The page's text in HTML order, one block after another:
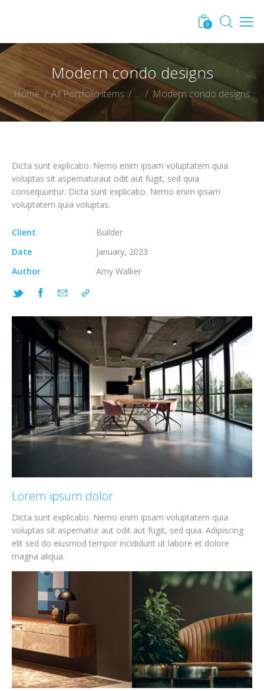
0
Modern condo designs
Home All Portfolio items ... Modern condo designs
Dicta sunt explicabo. Nemo enim ipsam voluptatem quia
voluptas sit aspernaturaut odit aut fugit, sed quia
consequuntur. Dicta sunt explicabo. Nemo enim ipsam
voluptatem quia voluptas.
Client
Builder
Date
January, 2023
Author
Amy Walker
Lorem ipsum dolor
Dicta sunt explicabo. Nemo enim ipsam voluptatem quia
voluptas sit aspernatur aut odit aut fugit, sed quia. Adipiscing
elit sed do eiusmod tempor incididunt ut labore et dolore
magna aliqua.